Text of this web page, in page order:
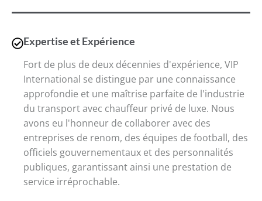
Expertise et Expérience
Fort de plus de deux décennies d'expérience, VIP
International se distingue par une connaissance
approfondie et une maîtrise parfaite de l'industrie
du transport avec chauffeur privé de luxe. Nous
avons eu l'honneur de collaborer avec des
entreprises de renom, des équipes de football, des
officiels gouvernementaux et des personnalités
publiques, garantissant ainsi une prestation de
service irréprochable.